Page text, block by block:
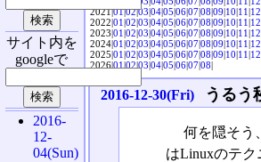
2021|01|02|03|04|05|06|07|08|09|10|11|12
2022|01|02|03|04|05|06|07|08|09|10|11|12
2023|01|02|03|04|05|06|07|08|09|10|11|12
2024|01|02|03|04|05|06|07|08|09|10|11|12
2025|01|02|03|04|05|06|07|08|09|10|11|12
2026|01|02|03|04|05|06|07|08|
2016-12-30(Fri) うるう
何を隠そう
はLinuxのテク
サイト内を
googleで
2016-
12-
04(Sun)